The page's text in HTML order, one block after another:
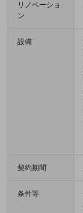
リノベーショ
ン
設備
契約期間
条件等